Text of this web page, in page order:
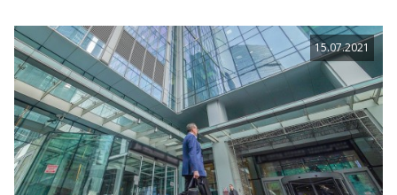
15.07.2021